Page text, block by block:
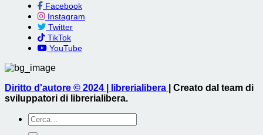
Facebook
Instagram
Twitter
TikTok
YouTube
Diritto d'autore © 2024 | librerialibera
| Creato dal team di
sviluppatori di librerialibera.
Cerca: